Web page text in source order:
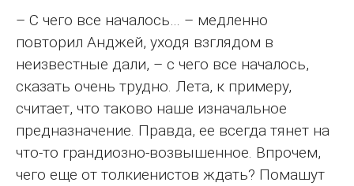
– С чего все началось… – медленно
повторил Анджей, уходя взглядом в
неизвестные дали, – с чего все началось,
сказать очень трудно. Лета, к примеру,
считает, что таково наше изначальное
предназначение. Правда, ее всегда тянет на
что-то грандиозно-возвышенное. Впрочем,
чего еще от толкиенистов ждать? Помашут